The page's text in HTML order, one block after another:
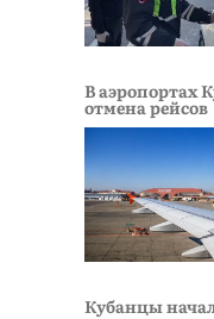
В аэропортах
отмена рейсов
Кубанцы